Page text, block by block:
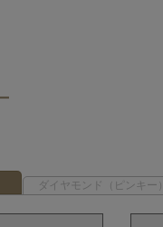
ダイヤモンド（ピンキー）